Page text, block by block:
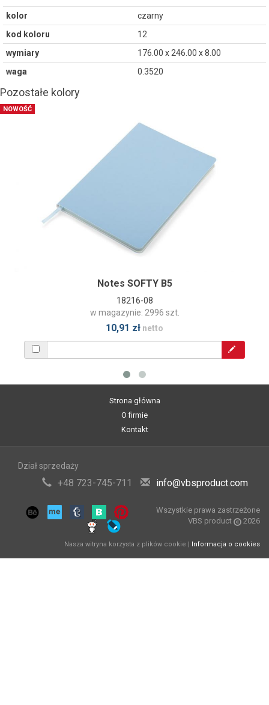
kolor
czarny
kod koloru
12
wymiary
176.00 x 246.00 x 8.00
waga
0.3520
Pozostałe kolory
NOWOŚĆ
Notes SOFTY B5
18216-08
w magazynie: 2996 szt.
10,91 zł netto
Strona główna
O firmie
Kontakt
Dział sprzedaży
+48 723-745-711 info@vbsproduct.com
Wszystkie prawa zastrzeżone
VBS product
2026
Nasza witryna korzysta z plików cookie | Informacja o cookies